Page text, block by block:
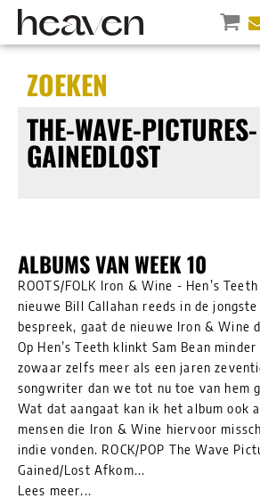
ZOEKEN
THE-WAVE-PICTURES-
GAINEDLOST
ALBUMS VAN WEEK 10
ROOTS/FOLK Iron & Wine - Hen’s
nieuwe Bill Callahan reeds in de jongste
bespreek, gaat de nieuwe Iron & Wine
Op Hen’s Teeth klinkt Sam Bean
zowaar zelfs meer als een jaren
songwriter dan we tot nu toe van hem
Wat dat aangaat kan ik het album ook
mensen die Iron & Wine hiervoor
indie vonden. ROCK/POP The Wave
Gained/Lost Afkom...
Lees meer...